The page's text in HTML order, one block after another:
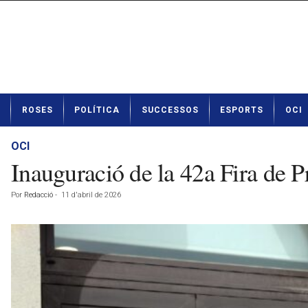
t
ROSES POLÍTICA SUCCESSOS ESPORTS OCI
OCI
Inauguració de la 42a Fira de
Por Redacció - 11 d'abril de 2026